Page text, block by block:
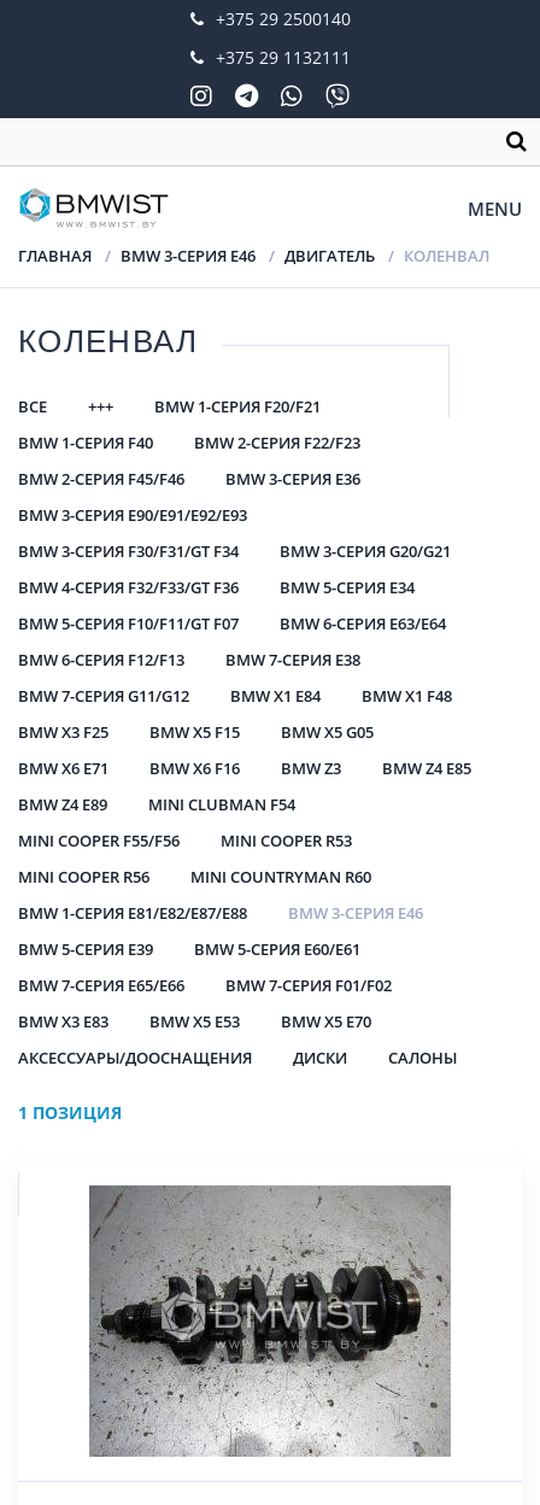
+375 29 2500140
+375 29 1132111
MENU
ГЛАВНАЯ BMW 3-СЕРИЯ E46 ДВИГАТЕЛЬ КОЛЕНВАЛ
КОЛЕНВАЛ
ВСЕ +++
BMW 1-СЕРИЯ F20/F21
BMW 1-СЕРИЯ F40
BMW 2-СЕРИЯ F22/F23
BMW 2-СЕРИЯ F45/F46
BMW 3-СЕРИЯ E36
BMW 3-СЕРИЯ E90/E91/E92/E93
BMW 3-СЕРИЯ F30/F31/GT F34
BMW 3-СЕРИЯ G20/G21
BMW 4-СЕРИЯ F32/F33/GT F36
BMW 5-СЕРИЯ E34
BMW 5-СЕРИЯ F10/F11/GT F07
BMW 6-СЕРИЯ E63/E64
BMW 6-СЕРИЯ F12/F13
BMW 7-СЕРИЯ E38
BMW 7-СЕРИЯ G11/G12
BMW X1 E84
BMW X1 F48
BMW X3 F25
BMW X5 F15
BMW X5 G05
BMW X6 E71
BMW X6 F16 BMW Z3
BMW Z4 E85
BMW Z4 E89
MINI CLUBMAN F54
MINI COOPER F55/F56
MINI COOPER R53
MINI COOPER R56
MINI COUNTRYMAN R60
BMW 1-СЕРИЯ E81/E82/E87/E88
BMW 3-СЕРИЯ E46
BMW 5-СЕРИЯ E39
BMW 5-СЕРИЯ E60/E61
BMW 7-СЕРИЯ E65/E66
BMW 7-СЕРИЯ F01/F02
BMW X3 E83
BMW X5 E53
BMW X5 E70
АКСЕССУАРЫ/ДООСНАЩЕНИЯ
ДИСКИ САЛОНЫ
1 ПОЗИЦИЯ